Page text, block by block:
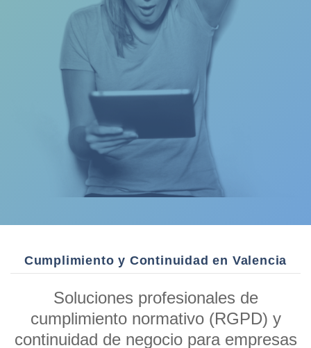
Cumplimiento y Continuidad en Valencia
Soluciones profesionales de
cumplimiento normativo (RGPD) y
continuidad de negocio para empresas